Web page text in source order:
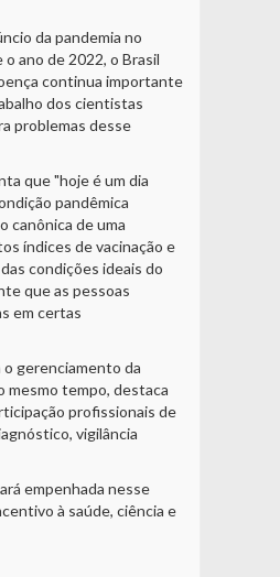
da pandemia no
ano de 2022, o Brasil
continua importante
dos cientistas
problemas desse
que "hoje é um dia
pandêmica
canônica de uma
índices de vacinação e
condições ideais do
que as pessoas
em certas
o gerenciamento da
mesmo tempo, destaca
profissionais de
vigilância
empenhada nesse
à saúde, ciência e